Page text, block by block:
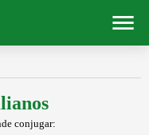
conjugar: